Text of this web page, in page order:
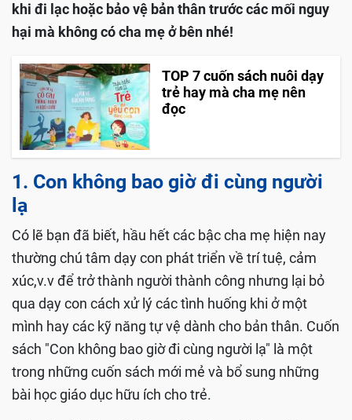
khi đi lạc hoặc bảo vệ bản thân trước các mối nguy
hại mà không có cha mẹ ở bên nhé!
TOP 7 cuốn sách nuôi dạy
trẻ hay mà cha mẹ nên
đọc
1. Con không bao giờ đi cùng người
lạ
Có lẽ bạn đã biết, hầu hết các bậc cha mẹ hiện nay
thường chú tâm dạy con phát triển về trí tuệ, cảm
xúc,v.v để trở thành người thành công nhưng lại bỏ
qua dạy con cách xử lý các tình huống khi ở một
mình hay các kỹ năng tự vệ dành cho bản thân. Cuốn
sách "Con không bao giờ đi cùng người lạ" là một
trong những cuốn sách mới mẻ và bổ sung những
bài học giáo dục hữu ích cho trẻ.